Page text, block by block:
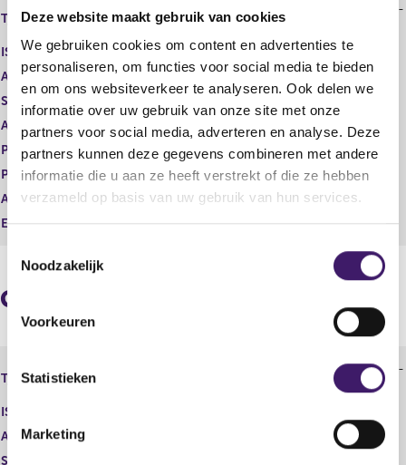
Deze website maakt gebruik van cookies
We gebruiken cookies om content en advertenties te
personaliseren, om functies voor social media te bieden
en om ons websiteverkeer te analyseren. Ook delen we
informatie over uw gebruik van onze site met onze
partners voor social media, adverteren en analyse. Deze
partners kunnen deze gegevens combineren met andere
informatie die u aan ze heeft verstrekt of die ze hebben
verzameld op basis van uw gebruik van hun services.
e
s
m
i
n
Noodzakelijk
Voorkeuren
Statistieken
Marketing
g
i
t
e
r
r
e
s
u
l
t
t
i
s
e
r
u
t
a
t
Type instrument
Tetragon Financial Group Limited -
ISIN
G8766R134
Aard transactie
Verwerving
Soort transactie
Aandelenoptie programma
Nee
Plaats van handel
OTC
Prijs
0,00
Aantal
218.534,00
Eenheid
USD
Geaggregeerde informatie
Type instrument
Tetragon Financial Group Limited -
ISIN
Aard transactie
Soort transactie